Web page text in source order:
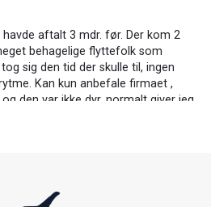
aftalt 3 mdr. før. Der kom 2
behagelige flyttefolk som
sig den tid der skulle til, ingen
Kan kun anbefale firmaet ,
den var ikke dyr, normalt giver jeg
kan jeg ikke andet. Tak for